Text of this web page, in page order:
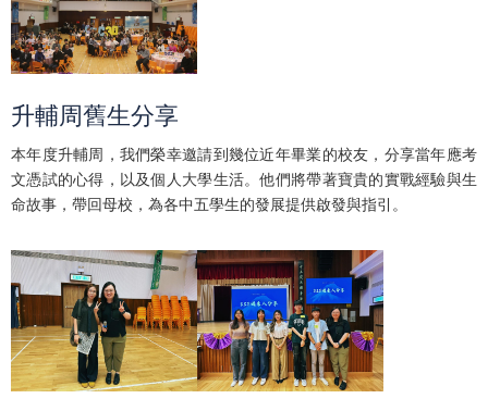
升輔周舊生分享
本年度升輔周，我們榮幸邀請到幾位近年畢業的校友，分享當年應考
文憑試的心得，以及個人大學生活。他們將帶著寶貴的實戰經驗與生
命故事，帶回母校，為各中五學生的發展提供啟發與指引。